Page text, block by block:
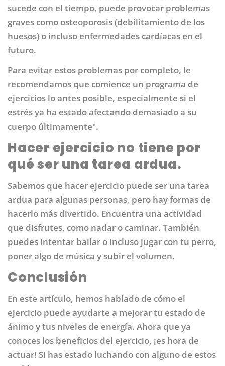
sucede con el tiempo, puede provocar problemas
graves como osteoporosis (debilitamiento de los
huesos) o incluso enfermedades cardíacas en el
futuro.
Para evitar estos problemas por completo, le
recomendamos que comience un programa de
ejercicios lo antes posible, especialmente si el
estrés ya ha estado afectando demasiado a su
cuerpo últimamente".
Hacer ejercicio no tiene por
qué ser una tarea ardua.
Sabemos que hacer ejercicio puede ser una tarea
ardua para algunas personas, pero hay formas de
hacerlo más divertido. Encuentra una actividad
que disfrutes, como nadar o caminar. También
puedes intentar bailar o incluso jugar con tu perro,
poner algo de música y subir el volumen.
Conclusión
En este artículo, hemos hablado de cómo el
ejercicio puede ayudarte a mejorar tu estado de
ánimo y tus niveles de energía. Ahora que ya
conoces los beneficios del ejercicio, ¡es hora de
actuar! Si has estado luchando con alguno de estos